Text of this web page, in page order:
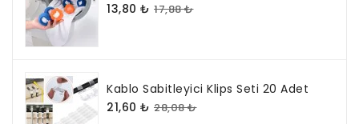
13,80 ₺ 17,88 ₺
Kablo Sabitleyici Klips Seti 20 Adet
21,60 ₺ 28,08 ₺